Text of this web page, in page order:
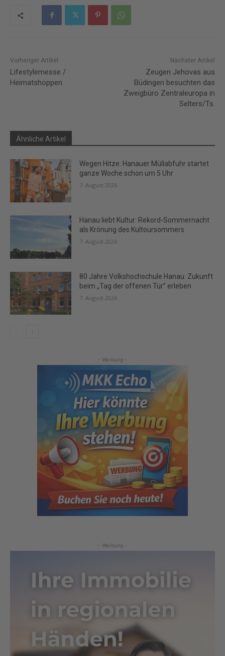
Vorheriger Artikel
Lifestylemesse /
Heimatshoppen
Nächster Artikel
Zeugen Jehovas aus
Büdingen besuchten das
Zweigbüro Zentraleuropa in
Selters/Ts.
Ähnliche Artikel
Wegen Hitze: Hanauer Müllabfuhr startet
ganze Woche schon um 5 Uhr
7. August 2026
Hanau liebt Kultur: Rekord-Sommernacht
als Krönung des Kultoursommers
7. August 2026
80 Jahre Volkshochschule Hanau: Zukunft
beim „Tag der offenen Tür” erleben
7. August 2026
- Werbung -
- Werbung -